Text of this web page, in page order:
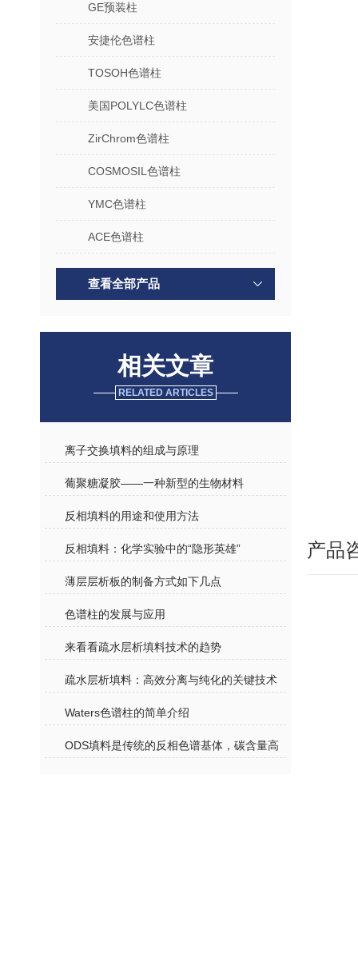
GE预装柱
安捷伦色谱柱
TOSOH色谱柱
美国POLYLC色谱柱
ZirChrom色谱柱
COSMOSIL色谱柱
YMC色谱柱
ACE色谱柱
查看全部产品
相关文章
RELATED ARTICLES
离子交换填料的组成与原理
葡聚糖凝胶——一种新型的生物材料
反相填料的用途和使用方法
反相填料：化学实验中的“隐形英雄”
薄层层析板的制备方式如下几点
色谱柱的发展与应用
来看看疏水层析填料技术的趋势
疏水层析填料：高效分离与纯化的关键技术
Waters色谱柱的简单介绍
ODS填料是传统的反相色谱基体，碳含量高
产品